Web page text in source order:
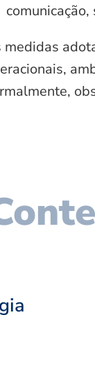
medidas